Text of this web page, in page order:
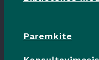
Paremkite